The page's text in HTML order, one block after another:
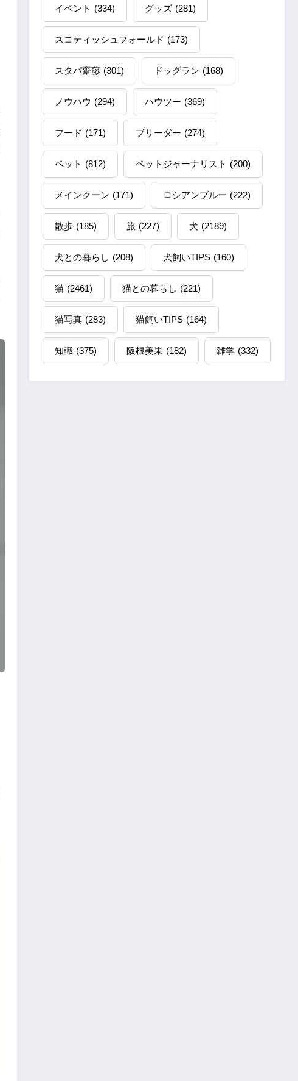
イベント (334) グッズ (281)
スコティッシュフォールド (173)
スタパ齋藤 (301) ドッグラン (168)
ノウハウ (294) ハウツー (369)
フード (171) ブリーダー (274)
ペット (812) ペットジャーナリスト (200)
メインクーン (171) ロシアンブルー (222)
散歩 (185) 旅 (227) 犬 (2189)
犬との暮らし (208) 犬飼いTIPS (160)
猫 (2461) 猫との暮らし (221)
猫写真 (283) 猫飼いTIPS (164)
知識 (375) 阪根美果 (182) 雑学 (332)